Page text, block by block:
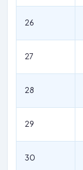
26
27
28
29
30